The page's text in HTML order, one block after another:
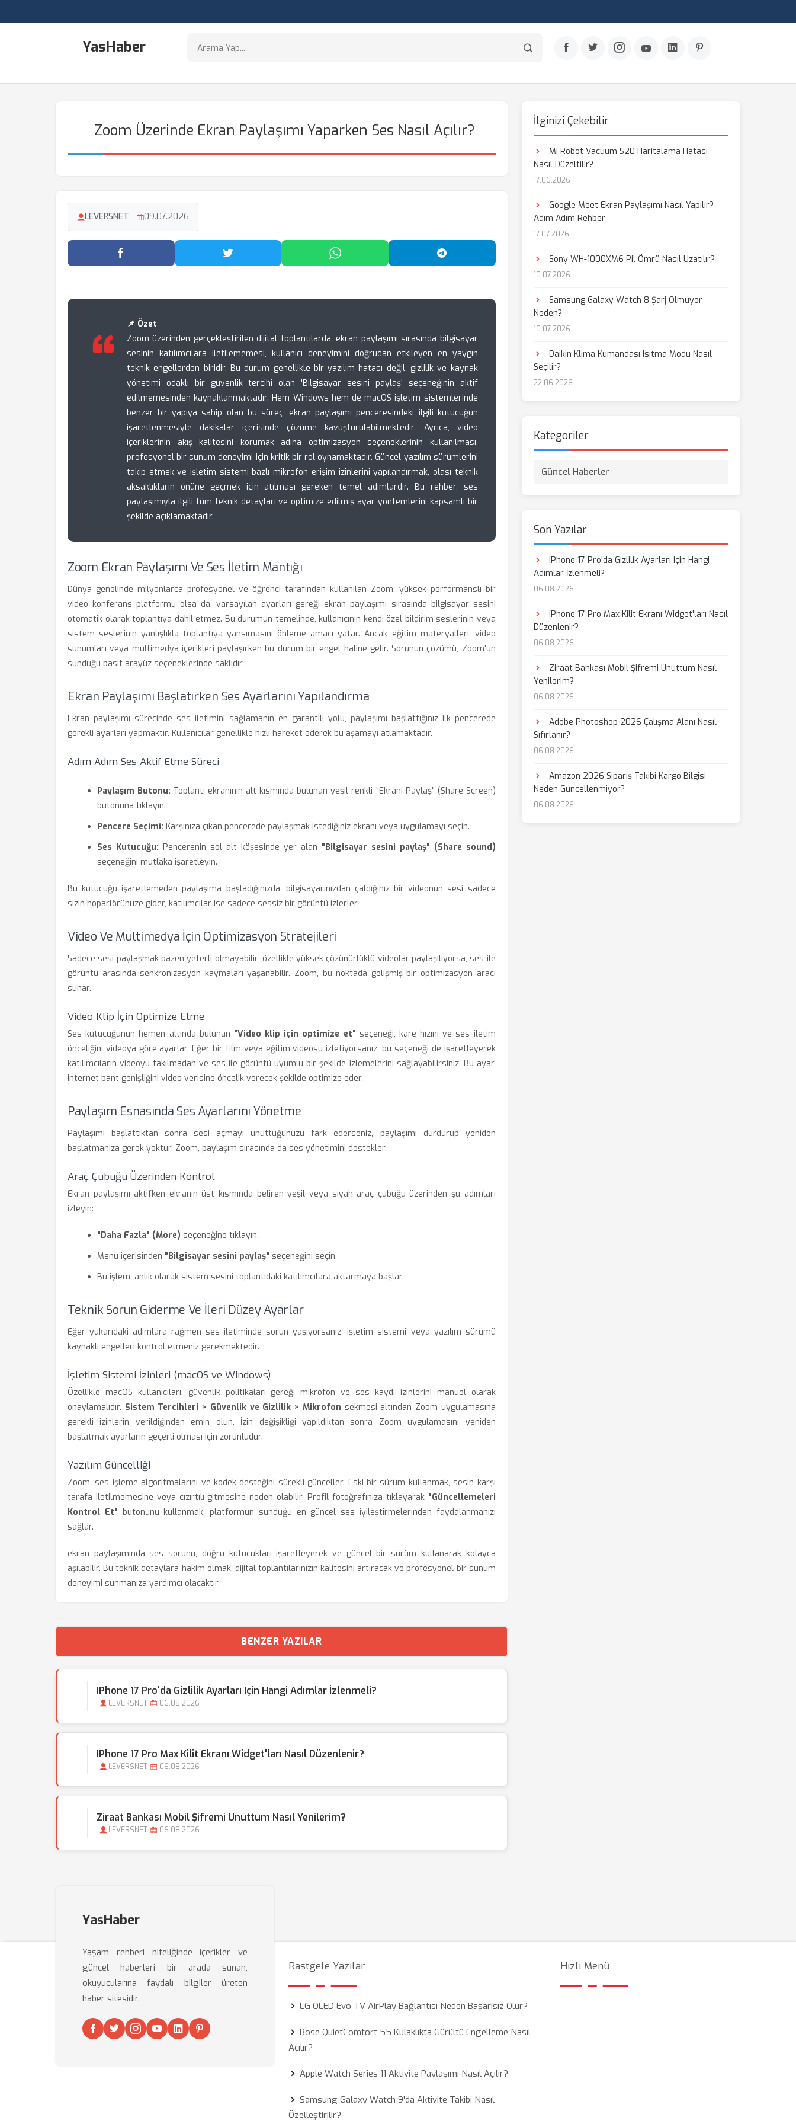
YasHaber
Zoom Üzerinde Ekran Paylaşımı Yaparken Ses Nasıl Açılır?
LEVERSNET 09.07.2026
Facebook'ta Paylaş Twitter'da Paylaş WhatsApp'ta Paylaş Telegram'da Paylaş
📌 Özet
Zoom üzerinden gerçekleştirilen dijital toplantılarda, ekran paylaşımı sırasında bilgisayar
sesinin katılımcılara iletilememesi, kullanıcı deneyimini doğrudan etkileyen en yaygın
teknik engellerden biridir. Bu durum genellikle bir yazılım hatası değil, gizlilik ve kaynak
yönetimi odaklı bir güvenlik tercihi olan 'Bilgisayar sesini paylaş' seçeneğinin aktif
edilmemesinden kaynaklanmaktadır. Hem Windows hem de macOS işletim sistemlerinde
benzer bir yapıya sahip olan bu süreç, ekran paylaşımı penceresindeki ilgili kutucuğun
işaretlenmesiyle dakikalar içerisinde çözüme kavuşturulabilmektedir. Ayrıca, video
içeriklerinin akış kalitesini korumak adına optimizasyon seçeneklerinin kullanılması,
profesyonel bir sunum deneyimi için kritik bir rol oynamaktadır. Güncel yazılım sürümlerini
takip etmek ve işletim sistemi bazlı mikrofon erişim izinlerini yapılandırmak, olası teknik
aksaklıkların önüne geçmek için atılması gereken temel adımlardır. Bu rehber, ses
paylaşımıyla ilgili tüm teknik detayları ve optimize edilmiş ayar yöntemlerini kapsamlı bir
şekilde açıklamaktadır.
Zoom Ekran Paylaşımı Ve Ses İletim Mantığı
Dünya genelinde milyonlarca profesyonel ve öğrenci tarafından kullanılan Zoom, yüksek performanslı bir
video konferans platformu olsa da, varsayılan ayarları gereği ekran paylaşımı sırasında bilgisayar sesini
otomatik olarak toplantıya dahil etmez. Bu durumun temelinde, kullanıcının kendi özel bildirim seslerinin veya
sistem seslerinin yanlışlıkla toplantıya yansımasını önleme amacı yatar. Ancak eğitim materyalleri, video
sunumları veya multimedya içerikleri paylaşırken bu durum bir engel haline gelir. Sorunun çözümü, Zoom'un
sunduğu basit arayüz seçeneklerinde saklıdır.
Ekran Paylaşımı Başlatırken Ses Ayarlarını Yapılandırma
Ekran paylaşımı sürecinde ses iletimini sağlamanın en garantili yolu, paylaşımı başlattığınız ilk pencerede
gerekli ayarları yapmaktır. Kullanıcılar genellikle hızlı hareket ederek bu aşamayı atlamaktadır.
Adım Adım Ses Aktif Etme Süreci
Paylaşım Butonu: Toplantı ekranının alt kısmında bulunan yeşil renkli "Ekranı Paylaş" (Share Screen)
butonuna tıklayın.
Pencere Seçimi: Karşınıza çıkan pencerede paylaşmak istediğiniz ekranı veya uygulamayı seçin.
Ses Kutucuğu: Pencerenin sol alt köşesinde yer alan "Bilgisayar sesini paylaş" (Share sound)
seçeneğini mutlaka işaretleyin.
Bu kutucuğu işaretlemeden paylaşıma başladığınızda, bilgisayarınızdan çaldığınız bir videonun sesi sadece
sizin hoparlörünüze gider, katılımcılar ise sadece sessiz bir görüntü izlerler.
Video Ve Multimedya İçin Optimizasyon Stratejileri
Sadece sesi paylaşmak bazen yeterli olmayabilir; özellikle yüksek çözünürlüklü videolar paylaşılıyorsa, ses ile
görüntü arasında senkronizasyon kaymaları yaşanabilir. Zoom, bu noktada gelişmiş bir optimizasyon aracı
sunar.
Video Klip İçin Optimize Etme
Ses kutucuğunun hemen altında bulunan "Video klip için optimize et" seçeneği, kare hızını ve ses iletim
önceliğini videoya göre ayarlar. Eğer bir film veya eğitim videosu izletiyorsanız, bu seçeneği de işaretleyerek
katılımcıların videoyu takılmadan ve ses ile görüntü uyumlu bir şekilde izlemelerini sağlayabilirsiniz. Bu ayar,
internet bant genişliğini video verisine öncelik verecek şekilde optimize eder.
Paylaşım Esnasında Ses Ayarlarını Yönetme
Paylaşımı başlattıktan sonra sesi açmayı unuttuğunuzu fark ederseniz, paylaşımı durdurup yeniden
başlatmanıza gerek yoktur. Zoom, paylaşım sırasında da ses yönetimini destekler.
Araç Çubuğu Üzerinden Kontrol
Ekran paylaşımı aktifken ekranın üst kısmında beliren yeşil veya siyah araç çubuğu üzerinden şu adımları
izleyin:
"Daha Fazla" (More) seçeneğine tıklayın.
Menü içerisinden "Bilgisayar sesini paylaş" seçeneğini seçin.
Bu işlem, anlık olarak sistem sesini toplantıdaki katılımcılara aktarmaya başlar.
Teknik Sorun Giderme Ve İleri Düzey Ayarlar
Eğer yukarıdaki adımlara rağmen ses iletiminde sorun yaşıyorsanız, işletim sistemi veya yazılım sürümü
kaynaklı engelleri kontrol etmeniz gerekmektedir.
İşletim Sistemi İzinleri (macOS ve Windows)
Özellikle macOS kullanıcıları, güvenlik politikaları gereği mikrofon ve ses kaydı izinlerini manuel olarak
onaylamalıdır. Sistem Tercihleri > Güvenlik ve Gizlilik > Mikrofon sekmesi altından Zoom uygulamasına
gerekli izinlerin verildiğinden emin olun. İzin değişikliği yapıldıktan sonra Zoom uygulamasını yeniden
başlatmak ayarların geçerli olması için zorunludur.
Yazılım Güncelliği
Zoom, ses işleme algoritmalarını ve kodek desteğini sürekli günceller. Eski bir sürüm kullanmak, sesin karşı
tarafa iletilmemesine veya cızırtılı gitmesine neden olabilir. Profil fotoğrafınıza tıklayarak "Güncellemeleri
Kontrol Et" butonunu kullanmak, platformun sunduğu en güncel ses iyileştirmelerinden faydalanmanızı
sağlar.
ekran paylaşımında ses sorunu, doğru kutucukları işaretleyerek ve güncel bir sürüm kullanarak kolayca
aşılabilir. Bu teknik detaylara hakim olmak, dijital toplantılarınızın kalitesini artıracak ve profesyonel bir sunum
deneyimi sunmanıza yardımcı olacaktır.
BENZER YAZILAR
IPhone 17 Pro'da Gizlilik Ayarları Için Hangi Adımlar İzlenmeli?
LEVERSNET 06.08.2026
IPhone 17 Pro Max Kilit Ekranı Widget'ları Nasıl Düzenlenir?
LEVERSNET 06.08.2026
Ziraat Bankası Mobil Şifremi Unuttum Nasıl Yenilerim?
LEVERSNET 06.08.2026
İlginizi Çekebilir
Mi Robot Vacuum S20 Haritalama Hatası
Nasıl Düzeltilir?
17.06.2026
Google Meet Ekran Paylaşımı Nasıl Yapılır?
Adım Adım Rehber
17.07.2026
Sony WH-1000XM6 Pil Ömrü Nasıl Uzatılır?
10.07.2026
Samsung Galaxy Watch 8 Şarj Olmuyor
Neden?
10.07.2026
Daikin Klima Kumandası Isıtma Modu Nasıl
Seçilir?
22.06.2026
Kategoriler
Güncel Haberler
Son Yazılar
iPhone 17 Pro'da Gizlilik Ayarları için Hangi
Adımlar İzlenmeli?
06.08.2026
iPhone 17 Pro Max Kilit Ekranı Widget'ları Nasıl
Düzenlenir?
06.08.2026
Ziraat Bankası Mobil Şifremi Unuttum Nasıl
Yenilerim?
06.08.2026
Adobe Photoshop 2026 Çalışma Alanı Nasıl
Sıfırlanır?
06.08.2026
Amazon 2026 Sipariş Takibi Kargo Bilgisi
Neden Güncellenmiyor?
06.08.2026
YasHaber
Yaşam rehberi niteliğinde içerikler ve
güncel haberleri bir arada sunan,
okuyucularına faydalı bilgiler üreten
haber sitesidir.
Rastgele Yazılar
LG OLED Evo TV AirPlay Bağlantısı Neden Başarısız Olur?
Bose QuietComfort 55 Kulaklıkta Gürültü Engelleme Nasıl
Açılır?
Apple Watch Series 11 Aktivite Paylaşımı Nasıl Açılır?
Samsung Galaxy Watch 9'da Aktivite Takibi Nasıl
Özelleştirilir?
Hızlı Menü